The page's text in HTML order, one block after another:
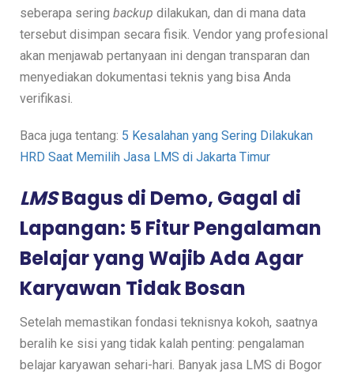
seberapa sering backup dilakukan, dan di mana data
tersebut disimpan secara fisik. Vendor yang profesional
akan menjawab pertanyaan ini dengan transparan dan
menyediakan dokumentasi teknis yang bisa Anda
verifikasi.
Baca juga tentang: 5 Kesalahan yang Sering Dilakukan
HRD Saat Memilih Jasa LMS di Jakarta Timur
LMSBagus di Demo, Gagal di
Lapangan: 5 Fitur Pengalaman
Belajar yang Wajib Ada Agar
Karyawan Tidak Bosan
Setelah memastikan fondasi teknisnya kokoh, saatnya
beralih ke sisi yang tidak kalah penting: pengalaman
belajar karyawan sehari-hari. Banyak jasa LMS di Bogor